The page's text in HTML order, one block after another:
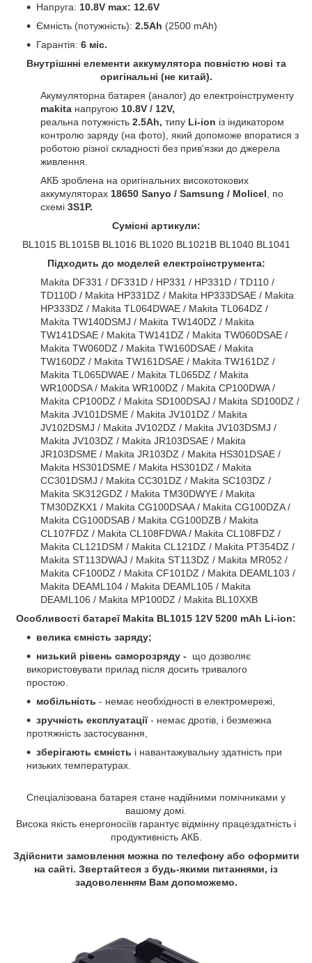
Напруга: 10.8V max: 12.6V
Ємність (потужність): 2.5Ah (2500 mAh)
Гарантія: 6 міс.
Внутрішнні елементи аккумулятора повністю нові та
оригінальні (не китай).
Акумуляторна батарея (аналог) до електроінструменту
makita напругою 10.8V / 12V,
реальна потужність 2.5Ah, типу Li-ion із індикатором
контролю заряду (на фото), який допоможе впоратися з
роботою різної складності без прив'язки до джерела
живлення.
АКБ зроблена на оригінальних високотокових
аккумуляторах 18650 Sanyo / Samsung / Molicel , по
схемі 3S1P.
Сумісні артикули:
BL1015 BL1015B BL1016 BL1020 BL1021B BL1040 BL1041
Підходить до моделей електроінструмента:
Makita DF331 / DF331D / HP331 / HP331D / TD110 /
TD110D / Makita HP331DZ / Makita HP333DSAE / Makita
HP333DZ / Makita TL064DWAE / Makita TL064DZ /
Makita TW140DSMJ / Makita TW140DZ / Makita
TW141DSAE / Makita TW141DZ / Makita TW060DSAE /
Makita TW060DZ / Makita TW160DSAE / Makita
TW160DZ / Makita TW161DSAE / Makita TW161DZ /
Makita TL065DWAE / Makita TL065DZ / Makita
WR100DSA / Makita WR100DZ / Makita CP100DWA /
Makita CP100DZ / Makita SD100DSAJ / Makita SD100DZ /
Makita JV101DSME / Makita JV101DZ / Makita
JV102DSMJ / Makita JV102DZ / Makita JV103DSMJ /
Makita JV103DZ / Makita JR103DSAE / Makita
JR103DSME / Makita JR103DZ / Makita HS301DSAE /
Makita HS301DSME / Makita HS301DZ / Makita
CC301DSMJ / Makita CC301DZ / Makita SC103DZ /
Makita SK312GDZ / Makita TM30DWYE / Makita
TM30DZKX1 / Makita CG100DSAA / Makita CG100DZA /
Makita CG100DSAB / Makita CG100DZB / Makita
CL107FDZ / Makita CL108FDWA / Makita CL108FDZ /
Makita CL121DSM / Makita CL121DZ / Makita PT354DZ /
Makita ST113DWAJ / Makita ST113DZ / Makita MR052 /
Makita CF100DZ / Makita CF101DZ / Makita DEAML103 /
Makita DEAML104 / Makita DEAML105 / Makita
DEAML106 / Makita MP100DZ / Makita BL10XXB
Особливості батареї Makita BL1015 12V 5200 mAh Li-ion:
велика ємність заряду;
низький рівень саморозряду -
що дозволяє
використовувати прилад після досить тривалого
простою.
мобільність - немає необхідності в електромережі,
зручність експлуатації- немає дротів, і безмежна
протяжність застосування,
зберігають ємність і навантажувальну здатність при
низьких температурах.
Спеціалізована батарея стане надійними помічниками у
вашому домі.
Висока якість енергоносіїв гарантує відмінну працездатність і
продуктивність АКБ.
Здійснити замовлення можна по телефону або оформити
на сайті. Звертайтеся з будь-якими питаннями, із
задоволенням Вам допоможемо.